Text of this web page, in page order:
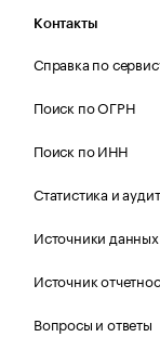
Контакты
Справка по
Поиск по ОГРН
Поиск по ИНН
Статистика и
Источники данных
Источник
Вопросы и ответы